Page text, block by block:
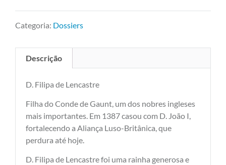
Categoria: Dossiers
Descrição
D. Filipa de Lencastre
Filha do Conde de Gaunt, um dos nobres ingleses
mais importantes. Em 1387 casou com D. João I,
fortalecendo a Aliança Luso-Britânica, que
perdura até hoje.
D. Filipa de Lencastre foi uma rainha generosa e